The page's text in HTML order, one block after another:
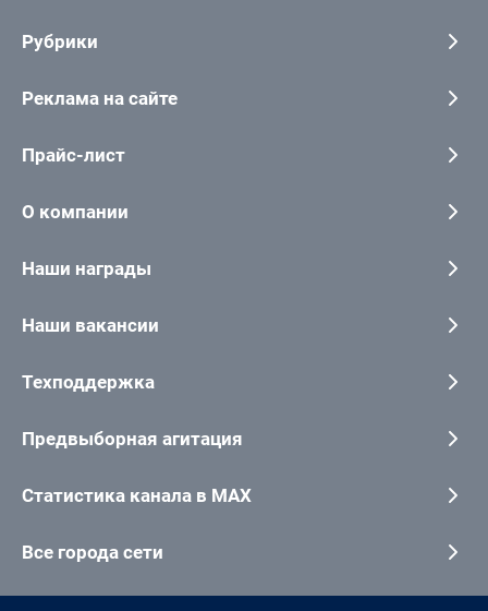
Рубрики
Реклама на сайте
Прайс-лист
О компании
Наши награды
Наши вакансии
Техподдержка
Предвыборная агитация
Статистика канала в MAX
Все города сети